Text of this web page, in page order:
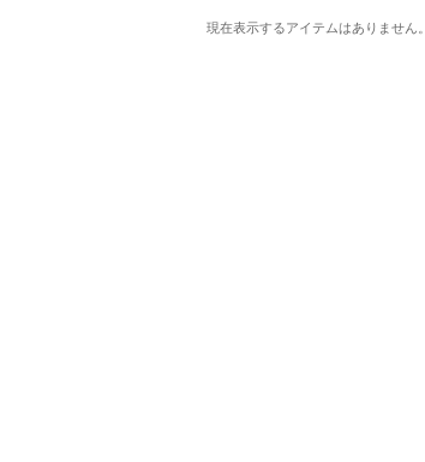
現在表示するアイテムはありません。